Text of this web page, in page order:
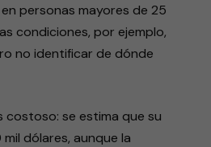
personas mayores de 25
condiciones, por ejemplo,
no identificar de dónde
costoso: se estima que su
dólares, aunque la